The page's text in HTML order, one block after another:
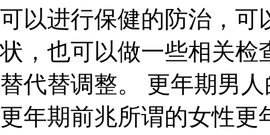
可以进行保健的防治，可
状，也可以做一些相关检
替代替调整。 更年期男
更年期前兆所谓的女性更